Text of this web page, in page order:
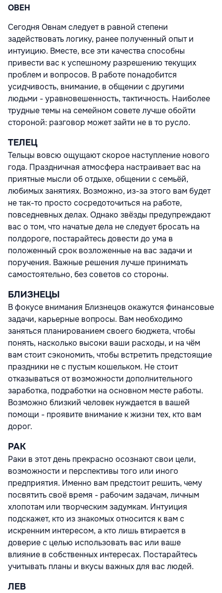
ОВЕН
Сегодня Овнам следует в равной степени
задействовать логику, ранее полученный опыт и
интуицию. Вместе, все эти качества способны
привести вас к успешному разрешению текущих
проблем и вопросов. В работе понадобится
усидчивость, внимание, в общении с другими
людьми - уравновешенность, тактичность. Наиболее
трудные темы на семейном совете лучше обойти
стороной: разговор может зайти не в то русло.
ТЕЛЕЦ
Тельцы вовсю ощущают скорое наступление нового
года. Праздничная атмосфера настраивает вас на
приятные мысли об отдыхе, общении с семьёй,
любимых занятиях. Возможно, из-за этого вам будет
не так-то просто сосредоточиться на работе,
повседневных делах. Однако звёзды предупреждают
вас о том, что начатые дела не следует бросать на
полдороге, постарайтесь довести до ума в
положенный срок возложенные на вас задачи и
поручения. Важные решения лучше принимать
самостоятельно, без советов со стороны.
БЛИЗНЕЦЫ
В фокусе внимания Близнецов окажутся финансовые
задачи, карьерные вопросы. Вам необходимо
заняться планированием своего бюджета, чтобы
понять, насколько высоки ваши расходы, и на чём
вам стоит сэкономить, чтобы встретить предстоящие
праздники не с пустым кошельком. Не стоит
отказываться от возможности дополнительного
заработка, подработки на основном месте работы.
Возможно близкий человек нуждается в вашей
помощи - проявите внимание к жизни тех, кто вам
дорог.
РАК
Раки в этот день прекрасно осознают свои цели,
возможности и перспективы того или иного
предприятия. Именно вам предстоит решить, чему
посвятить своё время - рабочим задачам, личным
хлопотам или творческим задумкам. Интуиция
подскажет, кто из знакомых относится к вам с
искренним интересом, а кто лишь втирается в
доверие с целью использовать вас или ваше
влияние в собственных интересах. Постарайтесь
учитывать планы и вкусы важных для вас людей.
ЛЕВ